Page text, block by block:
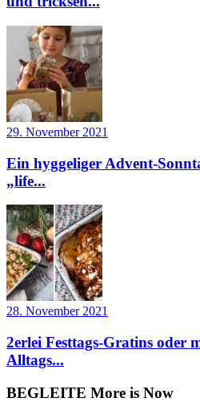
29. November 2021
Ein hyggeliger Advent-
„life...
28. November 2021
2erlei Festtags-Gratins oder
Alltags...
BEGLEITE More is Now